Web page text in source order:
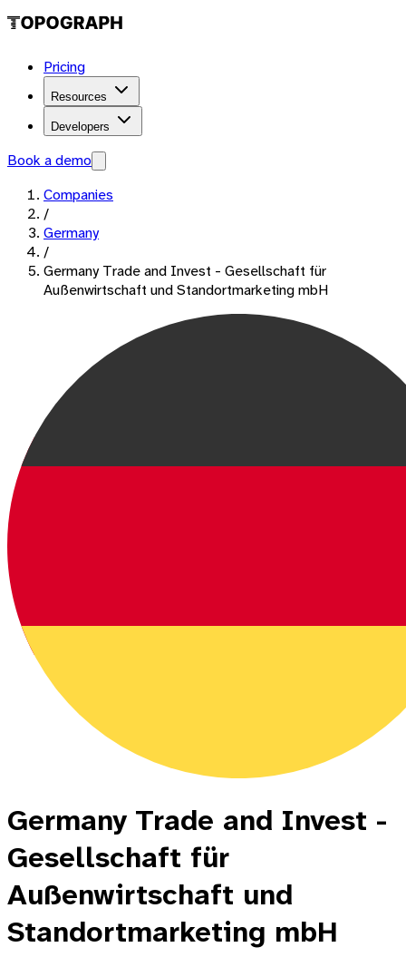
Pricing
Resources
Developers
Book a demo
Companies
/
Germany
/
Germany Trade and Invest - Gesellschaft für
Außenwirtschaft und Standortmarketing mbH
Germany Trade and Invest -
Gesellschaft für
Außenwirtschaft und
Standortmarketing mbH